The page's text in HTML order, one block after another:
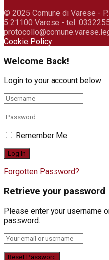
© 2025 Comune di Varese -
5 21100 Varese - tel:
Cookie Policy
Welcome Back!
Login to your account below
Remember Me
Forgotten Password?
Retrieve your password
Please enter your username
password.